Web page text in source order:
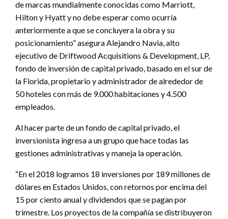
de marcas mundialmente conocidas como Marriott,
Hilton y Hyatt y no debe esperar como ocurría
anteriormente a que se concluyera la obra y su
posicionamiento” asegura Alejandro Navia, alto
ejecutivo de Driftwood Acquisitions & Development, LP,
fondo de inversión de capital privado, basado en el sur de
la Florida, propietario y administrador de alrededor de
50 hoteles con más de 9.000 habitaciones y 4.500
empleados.
Al hacer parte de un fondo de capital privado, el
inversionista ingresa a un grupo que hace todas las
gestiones administrativas y maneja la operación.
“En el 2018 logramos 18 inversiones por 189 millones de
dólares en Estados Unidos, con retornos por encima del
15 por ciento anual y dividendos que se pagan por
trimestre. Los proyectos de la compañía se distribuyeron